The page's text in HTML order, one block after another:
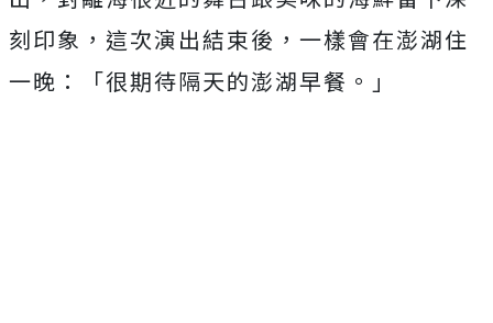
刻印象，這次演出結束後，一樣會在澎湖住
一晚：「很期待隔天的澎湖早餐。」